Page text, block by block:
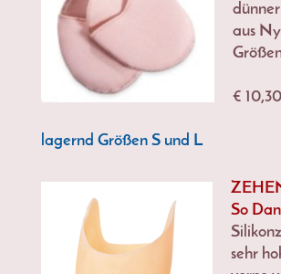
aus
€ 10,30
lagernd Größen S und L
So
sehr